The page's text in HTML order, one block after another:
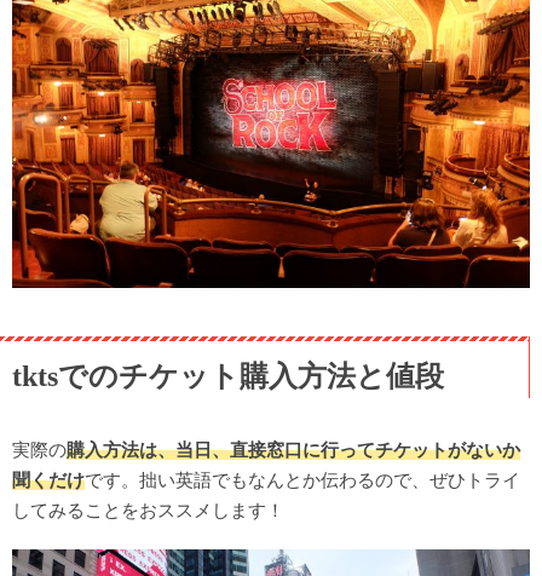
tktsでのチケット購入方法と値段
実際の購入方法は、当日、直接窓口に行ってチケットがないか
聞くだけです。拙い英語でもなんとか伝わるので、ぜひトライ
してみることをおススメします！